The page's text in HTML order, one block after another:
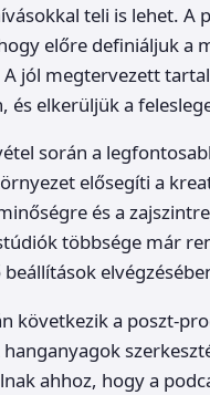
teli is lehet. A
előre definiáljuk a
jól megtervezett
és elkerüljük a
során a
elősegíti a
és a
többsége már
következik a poszt-
ahhoz, hogy a